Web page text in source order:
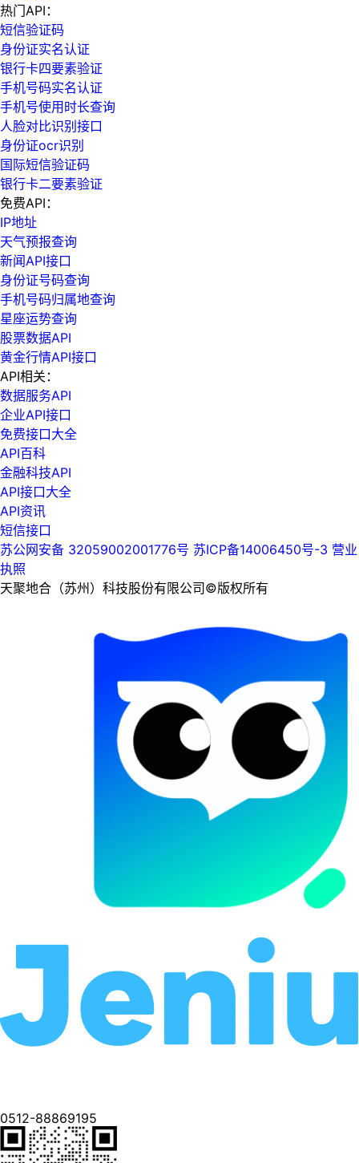
热门API：
短信验证码
身份证实名认证
银行卡四要素验证
手机号码实名认证
手机号使用时长查询
人脸对比识别接口
身份证ocr识别
国际短信验证码
银行卡二要素验证
免费API：
IP地址
天气预报查询
新闻API接口
身份证号码查询
手机号码归属地查询
星座运势查询
股票数据API
黄金行情API接口
API相关：
数据服务API
企业API接口
免费接口大全
API百科
金融科技API
API接口大全
API资讯
短信接口
苏公网安备 32059002001776号 苏ICP备14006450号-3 营业
执照
天聚地合（苏州）科技股份有限公司©版权所有
0512-88869195